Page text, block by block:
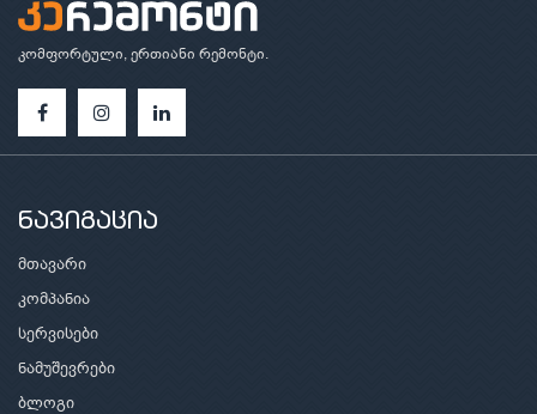
კომფორტული, ერთიანი რემონტი.
ნავიგაცია
მთავარი
კომპანია
სერვისები
ნამუშევრები
ბლოგი